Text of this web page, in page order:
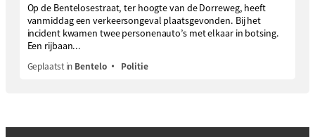
Op de Bentelosestraat, ter hoogte van de Dorreweg, heeft
vanmiddag een verkeersongeval plaatsgevonden. Bij het
incident kwamen twee personenauto’s met elkaar in botsing.
Een rijbaan...
Geplaatst in Bentelo Politie